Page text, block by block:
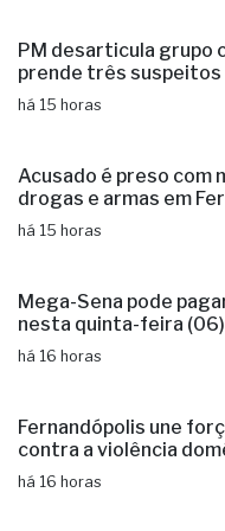
PM desarticula grupo
prende três
há 15 horas
Acusado é preso com
drogas e armas em
há 15 horas
Mega-Sena pode
nesta quinta-feira (06)
há 16 horas
Fernandópolis une
contra a violência
há 16 horas